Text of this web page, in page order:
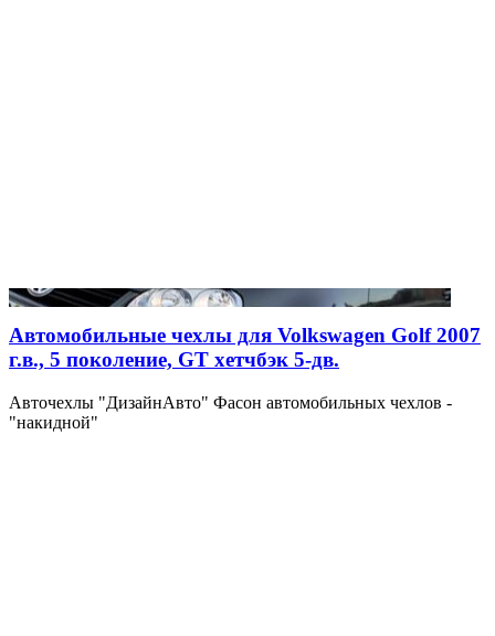
Автомобильные чехлы для Volkswagen Golf 2007
г.в., 5 поколение, GT хетчбэк 5-дв.
Авточехлы "ДизайнАвто" Фасон автомобильных чехлов -
"накидной"